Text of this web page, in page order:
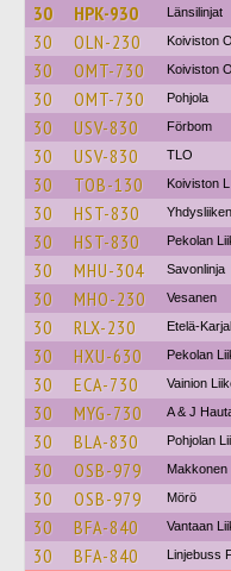
30 HPK-930 Länsilinjat
30 OLN-230 Koiviston
30 OMT-730 Koiviston
30 OMT-730 Pohjola
30 USV-830 Förbom
30 USV-830 TLO
30 TOB-130 Koiviston L
30 HST-830
30 HST-830 Pekolan
30 MHU-304 Savonlinja
30 MHO-230 Vesanen
30 RLX-230 Etelä-
30 HXU-630 Pekolan
30 ECA-730 Vainion
30 MYG-730 A & J
30 BLA-830 Pohjolan
30 OSB-979 Makkonen
30 OSB-979 Mörö
30 BFA-840 Vantaan
30 BFA-840 Linjebuss